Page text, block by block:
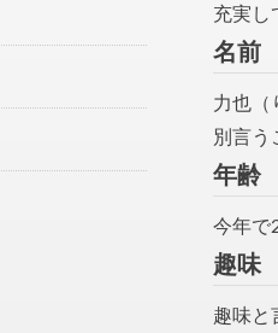
充実し
名前
力也（
別言う
年齢
今年で
趣味
趣味と